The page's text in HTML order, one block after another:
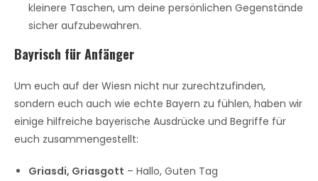
kleinere Taschen, um deine persönlichen Gegenstände
sicher aufzubewahren.
Bayrisch für Anfänger
Um euch auf der Wiesn nicht nur zurechtzufinden,
sondern euch auch wie echte Bayern zu fühlen, haben wir
einige hilfreiche bayerische Ausdrücke und Begriffe für
euch zusammengestellt:
Griasdi, Griasgott – Hallo, Guten Tag